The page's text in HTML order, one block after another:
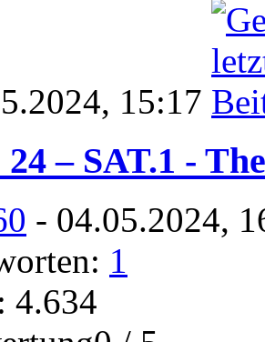
15:17
24 – SAT.1 -
- 04.05.2024,
1
4.634